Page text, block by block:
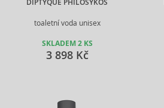
DIPTYQUE PHILOSYKOS
toaletní voda unisex
SKLADEM 2 KS
3 898 Kč